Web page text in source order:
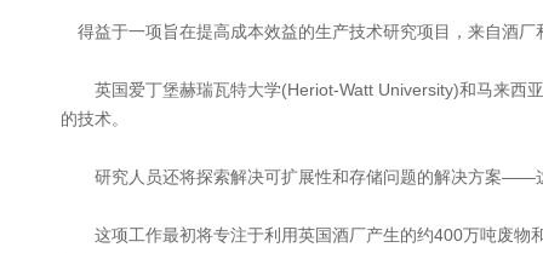
得益于一项旨在提高成本效益的生产技术研究项目，来自酒
英国爱丁堡赫瑞瓦特大学(Heriot-Watt University)和马来西亚
的技术。
研究人员还将探索解决可扩展性和存储问题的解决方案——
这项工作最初将专注于利用英国酒厂产生的约400万吨废物